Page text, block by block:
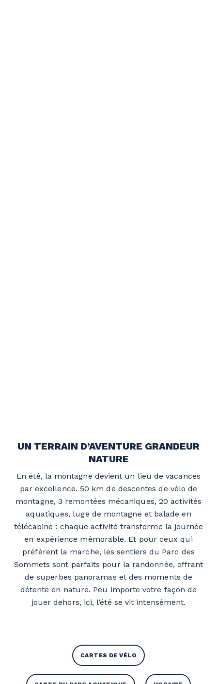
UN TERRAIN D’AVENTURE GRANDEUR
NATURE
En été, la montagne devient un lieu de vacances
par excellence. 50 km de descentes de vélo de
montagne, 3 remontées mécaniques, 20 activités
aquatiques, luge de montagne et balade en
télécabine : chaque activité transforme la journée
en expérience mémorable. Et pour ceux qui
préfèrent la marche, les sentiers du Parc des
Sommets sont parfaits pour la randonnée, offrant
de superbes panoramas et des moments de
détente en nature. Peu importe votre façon de
jouer dehors, ici, l’été se vit intensément.
CARTES DE VÉLO